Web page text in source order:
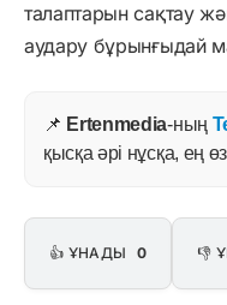
талаптарын сақтау
аудару бұрынғыдай
📌 Ertenmedia-ның
қысқа әрі нұсқа, ең
👍 ҰНАДЫ 0 👎